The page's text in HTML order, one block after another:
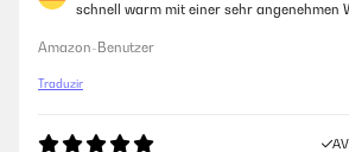
schnell warm mit einer sehr angenehmen
Amazon-Benutzer
Traduzir